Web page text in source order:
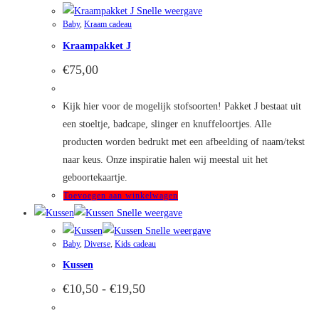
Snelle weergave
Baby, Kraam cadeau
Kraampakket J
€75,00
Kijk hier voor de mogelijk stofsoorten! Pakket J bestaat uit
een stoeltje, badcape, slinger en knuffeloortjes. Alle
producten worden bedrukt met een afbeelding of naam/tekst
naar keus. Onze inspiratie halen wij meestal uit het
geboortekaartje.
Toevoegen aan winkelwagen
Snelle weergave
Snelle weergave
Baby, Diverse Kids cadeau
Kussen
€10,50 - €19,50Prijsklasse: